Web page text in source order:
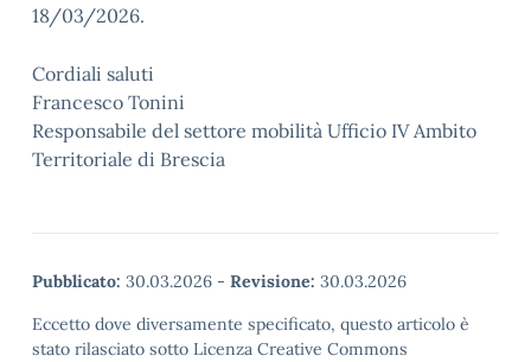
18/03/2026.
Cordiali saluti
Francesco Tonini
Responsabile del settore mobilità Ufficio IV Ambito
Territoriale di Brescia
Pubblicato: 30.03.2026 - Revisione: 30.03.2026
Eccetto dove diversamente specificato, questo articolo è
stato rilasciato sotto Licenza Creative Commons